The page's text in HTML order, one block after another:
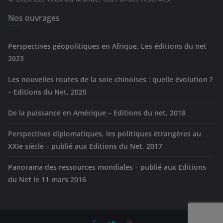
e
Nos ouvrages
Perspectives géopolitiques en Afrique, Les éditions du net
2023
Les nouvelles routes de la soie chinoises : quelle évolution ?
– Editions du Net, 2020
De la puissance en Amérique – Editions du net, 2018
Perspectives diplomatiques, les politiques étrangères au
XXIe siècle – publié aux Editions du Net, 2017
Panorama des ressources mondiales – publié aux Editions
du Net le 11 mars 2016